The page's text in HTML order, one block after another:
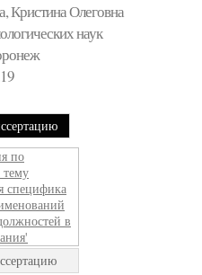
Кристина Олеговна
наук